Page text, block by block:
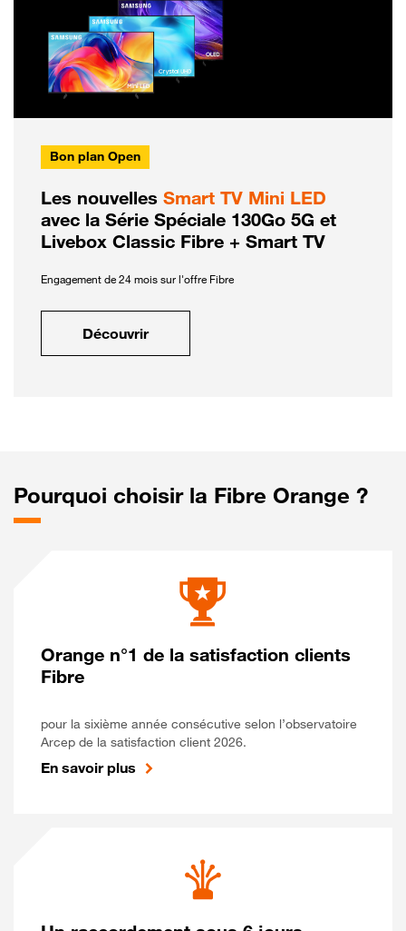
Bon plan Open
Les nouvelles Smart TV Mini LED
avec la Série Spéciale 130Go 5G et
Livebox Classic Fibre + Smart TV
Engagement de 24 mois sur l'offre Fibre
Découvrir
Pourquoi choisir la Fibre Orange ?
Orange n°1 de la satisfaction clients
Fibre
pour la sixième année consécutive selon l’observatoire
Arcep de la satisfaction client 2026.
En savoir plus